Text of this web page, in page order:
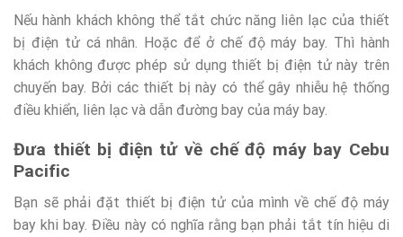
Nếu hành khách không thể tắt chức năng liên lạc của thiết
bị điện tử cá nhân. Hoặc để ở chế độ máy bay. Thì hành
khách không được phép sử dụng thiết bị điện tử này trên
chuyến bay. Bởi các thiết bị này có thể gây nhiễu hệ thống
điều khiển, liên lạc và dẫn đường bay của máy bay.
Đưa thiết bị điện tử về chế độ máy bay Cebu
Pacific
Bạn sẽ phải đặt thiết bị điện tử của mình về chế độ máy
bay khi bay. Điều này có nghĩa rằng bạn phải tắt tín hiệu di